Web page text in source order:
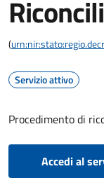
(
Servizio attivo
Procedimento di
Accedi al